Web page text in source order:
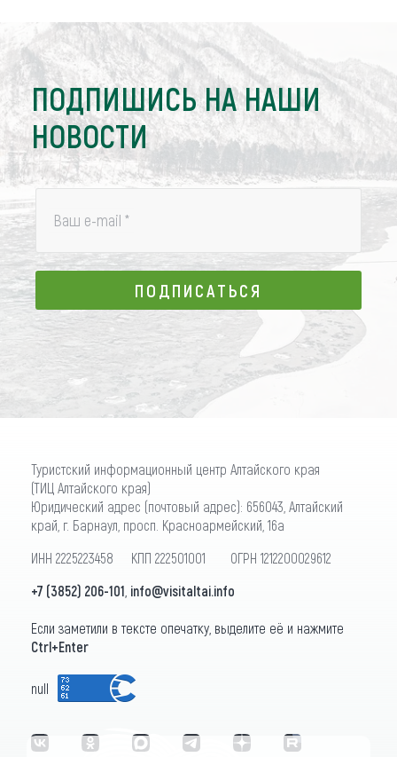
ПОДПИШИСЬ НА НАШИ
НОВОСТИ
Ваш e-mail *
ПОДПИСАТЬСЯ
ПОДПИСАТЬСЯ
Туристский информационный центр Алтайского края
(ТИЦ Алтайского края)
Юридический адрес (почтовый адрес): 656043, Алтайский
край, г. Барнаул, просп. Красноармейский, 16а
ИНН 2225223458 КПП 222501001 ОГРН 1212200029612
+7 (3852) 206-101 info@visitaltai.info
Если заметили в тексте опечатку, выделите её и нажмите
Ctrl+Enter
null